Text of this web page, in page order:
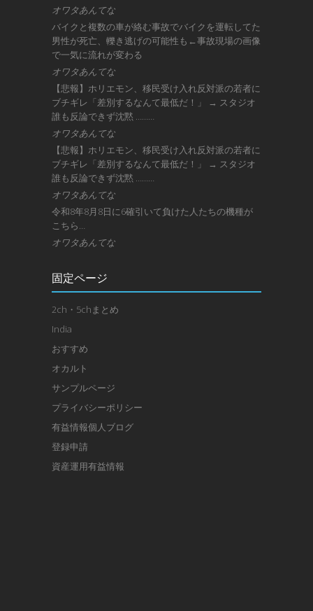
オワタあんてな
バイクと複数の車が絡む事故でバイクを運転してた
男性が死亡、轢き逃げの可能性も←事故現場の画像
で一気に流れが変わる
オワタあんてな
【悲報】ホリエモン、移民受け入れ反対派の若者に
ブチギレ「差別するなんて最低だ！」 → スタジオ
誰も反論できず沈黙 ………
オワタあんてな
【悲報】ホリエモン、移民受け入れ反対派の若者に
ブチギレ「差別するなんて最低だ！」 → スタジオ
誰も反論できず沈黙 ………
オワタあんてな
令和8年8月8日に6確引いて負けた人たちの機種が
こちら…
オワタあんてな
固定ページ
2ch・5chまとめ
India
おすすめ
オカルト
サンプルページ
プライバシーポリシー
有益情報個人ブログ
登録申請
資産運用有益情報